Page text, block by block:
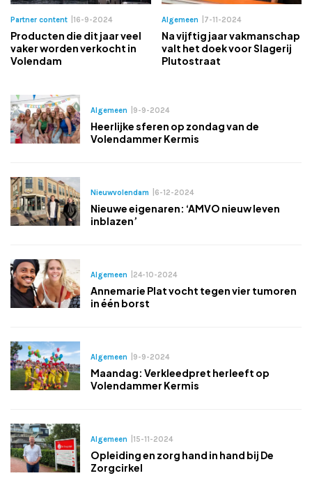
Partner content 16-9-2024
Producten die dit jaar veel
vaker worden verkocht in
Volendam
Algemeen 7-11-2024
Na vijftig jaar vakmanschap
valt het doek voor Slagerij
Plutostraat
Algemeen 9-9-2024
Heerlijke sferen op zondag van de
Volendammer Kermis
Nieuwvolendam 6-12-2024
Nieuwe eigenaren: ‘AMVO nieuw leven
inblazen’
Algemeen 24-10-2024
Annemarie Plat vocht tegen vier tumoren
in één borst
Algemeen 9-9-2024
Maandag: Verkleedpret herleeft op
Volendammer Kermis
Algemeen 15-11-2024
Opleiding en zorg hand in hand bij De
Zorgcirkel